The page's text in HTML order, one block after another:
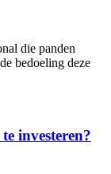
die panden
bedoeling deze
investeren?